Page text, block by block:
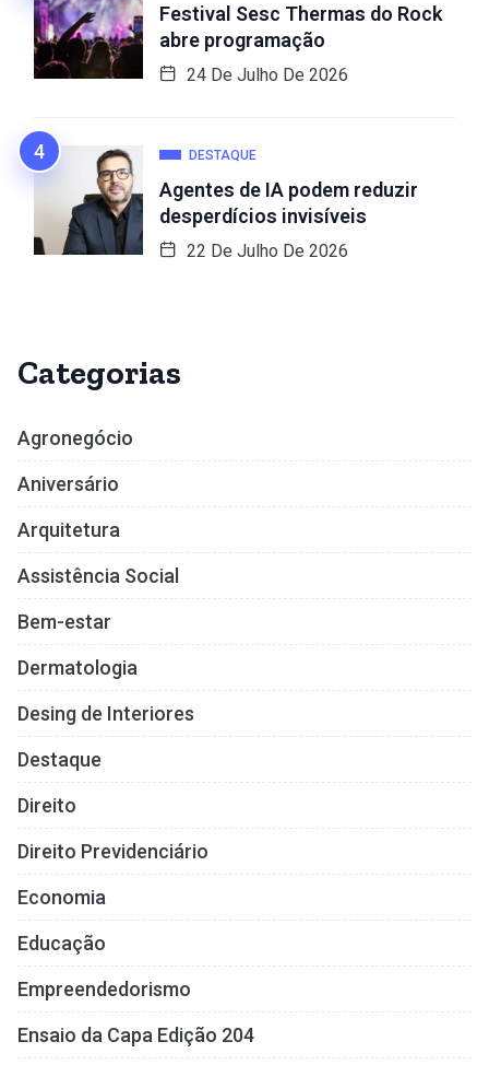
Festival Sesc Thermas do Rock
abre programação
24 De Julho De 2026
DESTAQUE
Agentes de IA podem reduzir
desperdícios invisíveis
22 De Julho De 2026
Categorias
Agronegócio
Aniversário
Arquitetura
Assistência Social
Bem-estar
Dermatologia
Desing de Interiores
Destaque
Direito
Direito Previdenciário
Economia
Educação
Empreendedorismo
Ensaio da Capa Edição 204